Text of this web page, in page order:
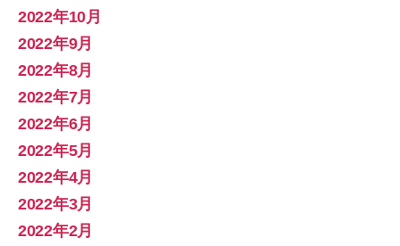
2022年10月
2022年9月
2022年8月
2022年7月
2022年6月
2022年5月
2022年4月
2022年3月
2022年2月